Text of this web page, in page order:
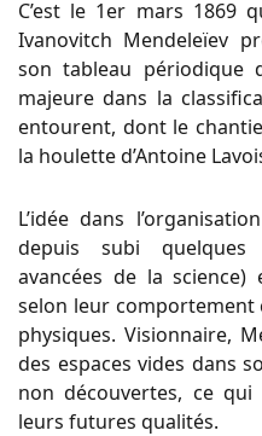
C’est le 1er mars 1869
Ivanovitch Mendeleïev
son tableau périodique
majeure dans la
entourent, dont le
la houlette d’Antoine
L’idée dans
depuis subi
avancées de la
selon leur
physiques. Visionnaire,
des espaces vides dans
non découvertes, ce qui
leurs futures qualités.